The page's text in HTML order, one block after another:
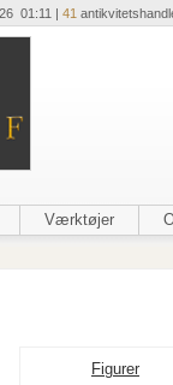
01:11 | 41
Værktøjer
Figurer